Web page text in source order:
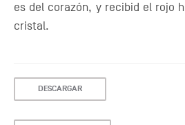
es del corazón, y recibid el rojo
cristal.
DESCARGAR